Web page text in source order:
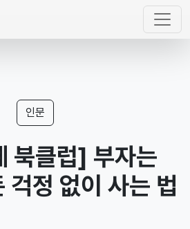
인문
북클럽] 부자는
걱정 없이 사는 법